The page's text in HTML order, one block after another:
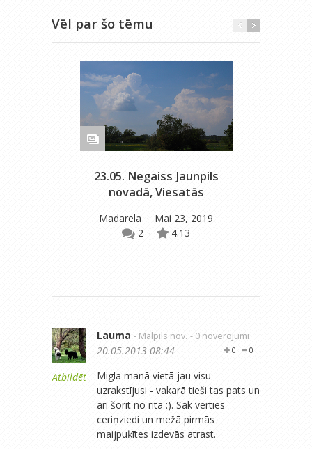
Vēl par šo tēmu
23.05. Negaiss Jaunpils
novadā, Viesatās
Madarela · Mai 23, 2019
2 · 4.13
Atbildēt
Lauma - Mālpils nov. - 0 novērojumi
0
0
20.05.2013 08:44
Migla manā vietā jau visu
uzrakstījusi - vakarā tieši tas pats un
arī šorīt no rīta :). Sāk vērties
ceriņziedi un mežā pirmās
maijpuķītes izdevās atrast.